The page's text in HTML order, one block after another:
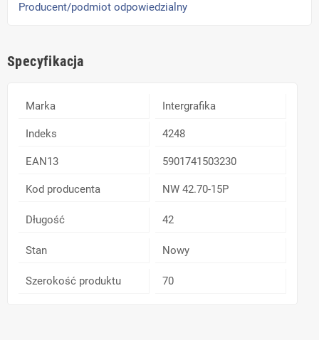
Producent/podmiot odpowiedzialny
Specyfikacja
Marka Intergrafika
Indeks 4248
EAN13 5901741503230
Kod producenta NW 42.70-15P
Długość 42
Stan Nowy
Szerokość produktu 70